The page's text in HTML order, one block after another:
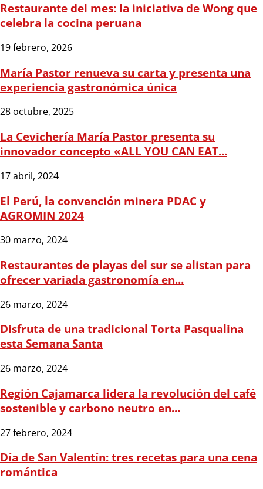
Restaurante del mes: la iniciativa de Wong que
celebra la cocina peruana
19 febrero, 2026
María Pastor renueva su carta y presenta una
experiencia gastronómica única
28 octubre, 2025
La Cevichería María Pastor presenta su
innovador concepto «ALL YOU CAN EAT...
17 abril, 2024
El Perú, la convención minera PDAC y
AGROMIN 2024
30 marzo, 2024
Restaurantes de playas del sur se alistan para
ofrecer variada gastronomía en...
26 marzo, 2024
Disfruta de una tradicional Torta Pasqualina
esta Semana Santa
26 marzo, 2024
Región Cajamarca lidera la revolución del café
sostenible y carbono neutro en...
27 febrero, 2024
Día de San Valentín: tres recetas para una cena
romántica